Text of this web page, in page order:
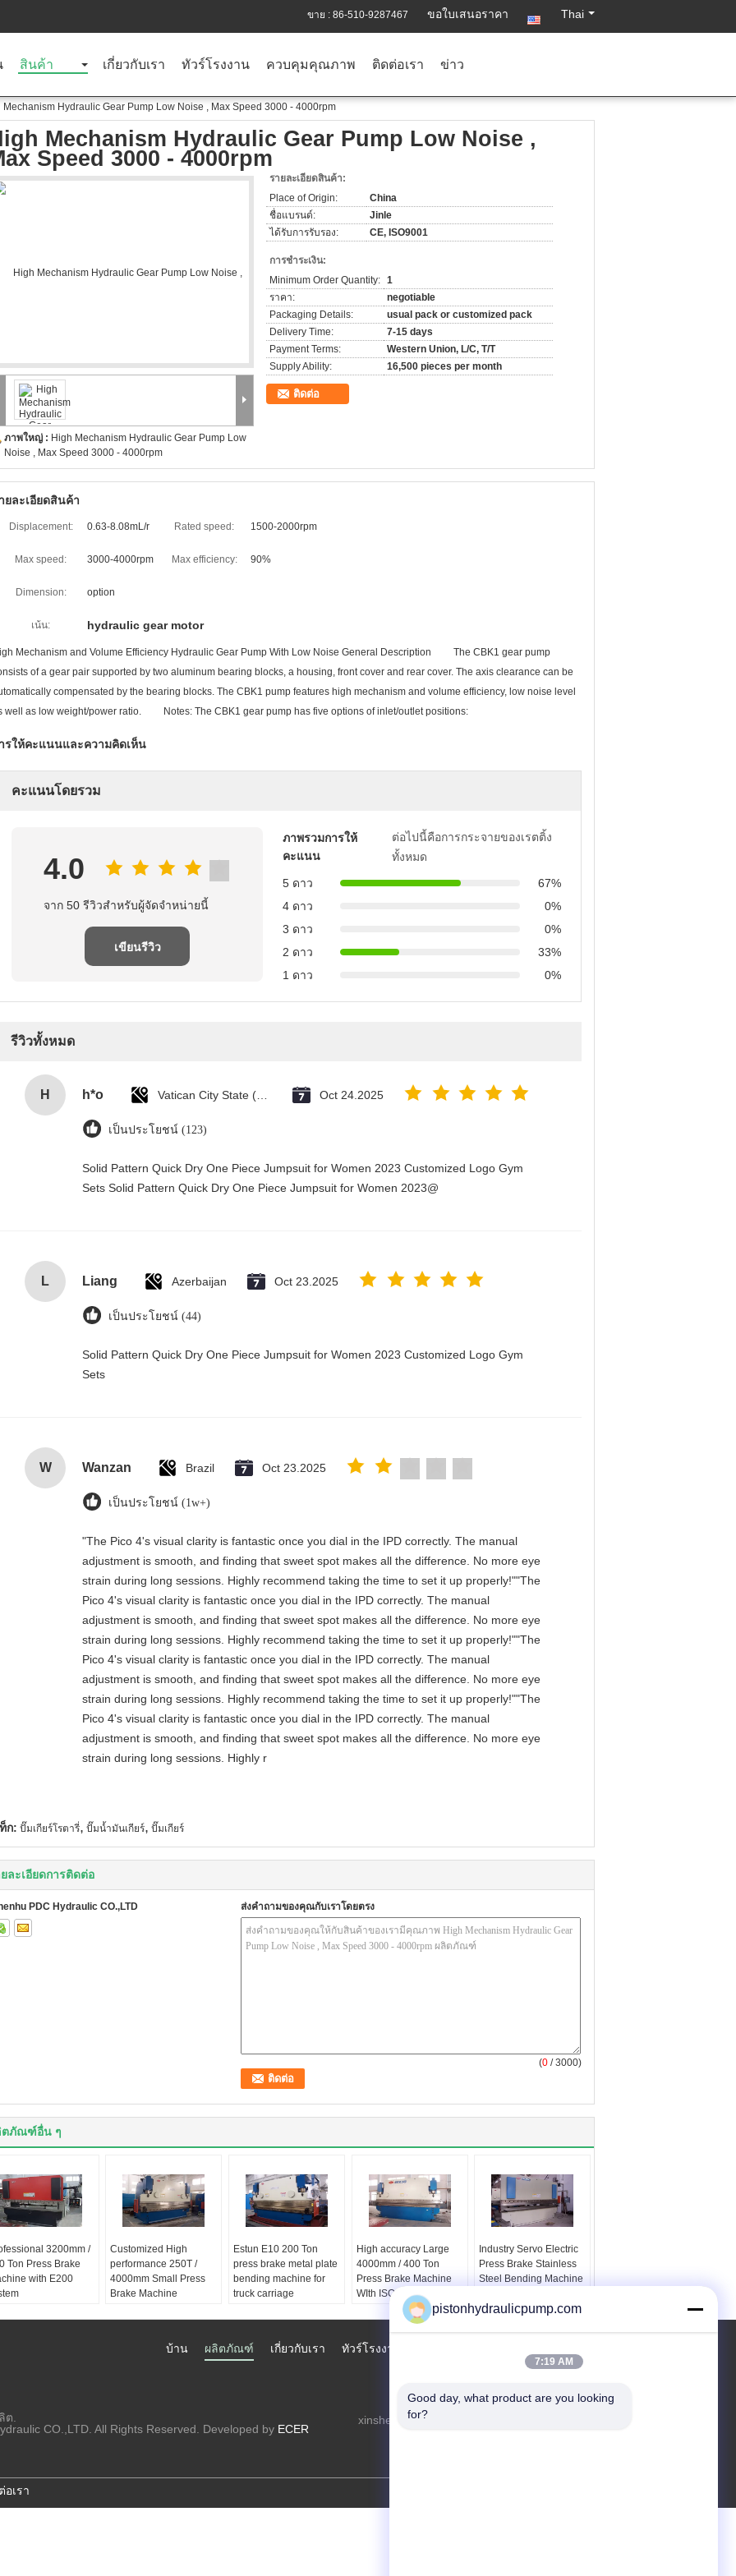
ขาย : 86-510-9287467 ขอใบเสนอราคา Thai
สินค้า เกี่ยวกับเรา ทัวร์โรงงาน ควบคุมคุณภาพ ติดต่อเรา ข่าว
Mechanism Hydraulic Gear Pump Low Noise , Max Speed 3000 - 4000rpm
Mechanism Hydraulic Gear Pump Low Noise ,
Speed 3000 - 4000rpm
ภาพใหญ่ : High Mechanism Hydraulic Gear Pump Low
Noise , Max Speed 3000 - 4000rpm
รายละเอียดสินค้า:
Place of Origin:
China
ชื่อแบรนด์:
Jinle
ได้รับการรับรอง:
CE, ISO9001
การชำระเงิน:
Minimum Order Quantity: 1
ราคา:
negotiable
Packaging Details:
usual pack or customized pack
Delivery Time:
7-15 days
Payment Terms:
Western Union, L/C, T/T
Supply Ability:
16,500 pieces per month
ติดต่อ
ยละเอียดสินค้า
Displacement: 0.63-8.08mL/r Rated speed: 1500-2000rpm
Max speed: 3000-4000rpm Max efficiency: 90%
Dimension: option
เน้น: hydraulic gear motor
Mechanism and Volume Efficiency Hydraulic Gear Pump With Low Noise General Description The CBK1 gear pump
of a gear pair supported by two aluminum bearing blocks, a housing, front cover and rear cover. The axis clearance can be
compensated by the bearing blocks. The CBK1 pump features high mechanism and volume efficiency, low noise level
well as low weight/power ratio. Notes: The CBK1 gear pump has five options of inlet/outlet positions:
รให้คะแนนและความคิดเห็น
คะแนนโดยรวม
4.0
จาก 50 รีวิวสําหรับผู้จัดจําหน่ายนี้
เขียนรีวิว
ภาพรวมการให้
คะแนน
ต่อไปนี้คือการกระจายของเรตติ้ง
ทั้งหมด
5 ดาว
67%
4 ดาว
0%
3 ดาว
0%
2 ดาว
33%
1 ดาว
0%
รีวิวทั้งหมด
H h*o Oct 24.2025
เป็นประโยชน์ (123)
Solid Pattern Quick Dry One Piece Jumpsuit for Women 2023 Customized Logo Gym
Sets Solid Pattern Quick Dry One Piece Jumpsuit for Women 2023@
L Liang Azerbaijan Oct 23.2025
เป็นประโยชน์ (44)
Solid Pattern Quick Dry One Piece Jumpsuit for Women 2023 Customized Logo Gym
Sets
W Wanzan Brazil Oct 23.2025
เป็นประโยชน์ (1w+)
"The Pico 4's visual clarity is fantastic once you dial in the IPD correctly. The manual
adjustment is smooth, and finding that sweet spot makes all the difference. No more eye
strain during long sessions. Highly recommend taking the time to set it up properly!""The
Pico 4's visual clarity is fantastic once you dial in the IPD correctly. The manual
adjustment is smooth, and finding that sweet spot makes all the difference. No more eye
strain during long sessions. Highly recommend taking the time to set it up properly!""The
Pico 4's visual clarity is fantastic once you dial in the IPD correctly. The manual
adjustment is smooth, and finding that sweet spot makes all the difference. No more eye
strain during long sessions. Highly recommend taking the time to set it up properly!""The
Pico 4's visual clarity is fantastic once you dial in the IPD correctly. The manual
adjustment is smooth, and finding that sweet spot makes all the difference. No more eye
strain during long sessions. Highly r
ก: ปั๊มเกียร์โรตารี่, ปั๊มน้ำมันเกียร์, ปั๊มเกียร์
ละเอียดการติดต่อ
PDC Hydraulic CO.,LTD ส่งคำถามของคุณกับเราโดยตรง
(0 / 3000)
ตภัณฑ์อื่น ๆ
3200mm /
Ton Press Brake
with E200
Customized High
performance 250T /
4000mm Small Press
Brake Machine
Estun E10 200 Ton
press brake metal plate
bending machine for
truck carriage
High accuracy Large
4000mm / 400 Ton
Press Brake Machine
WIth ISO
Industry Servo Electric
Press Brake Stainless
Steel Bending Machine
ทัวร์โรงงาน
เกี่ยวกับเรา
ผลิตภัณฑ์
บ้าน
ต.
CO.,LTD. All Rights Reserved. Developed by ECER
xinsheng Industrial Zone,luoshe town,wuxi
อเรา
pistonhydraulicpump.com
7:19 AM
Good day, what product are you looking
for?